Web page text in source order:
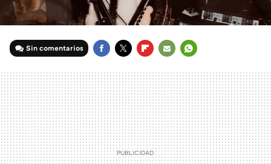
Sin comentarios
MAIL